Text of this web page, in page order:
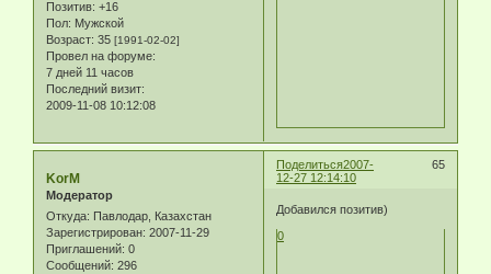
Позитив: +16
Пол: Мужской
Возраст: 35 [1991-02-02]
Провел на форуме:
7 дней 11 часов
Последний визит:
2009-11-08 10:12:08
Поделиться 65
2007-
12-27 12:14:10
KorM
Модератор
Откуда: Павлодар, Казахстан
Зарегистрирован: 2007-11-29
Приглашений: 0
Сообщений: 296
Добавился позитив)
0